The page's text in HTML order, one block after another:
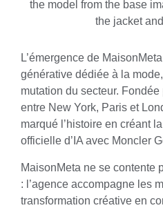
L’émergence de MaisonMeta
générative dédiée à la
mutation du secteur.
entre New York, Paris et
marqué l’histoire en créant
officielle d’IA avec Moncler
MaisonMeta ne se contente
: l’agence accompagne les
transformation créative en